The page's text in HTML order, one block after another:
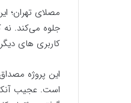
جلوه می‌کند. نه
کاربری های
این پروژه
است. عجیب